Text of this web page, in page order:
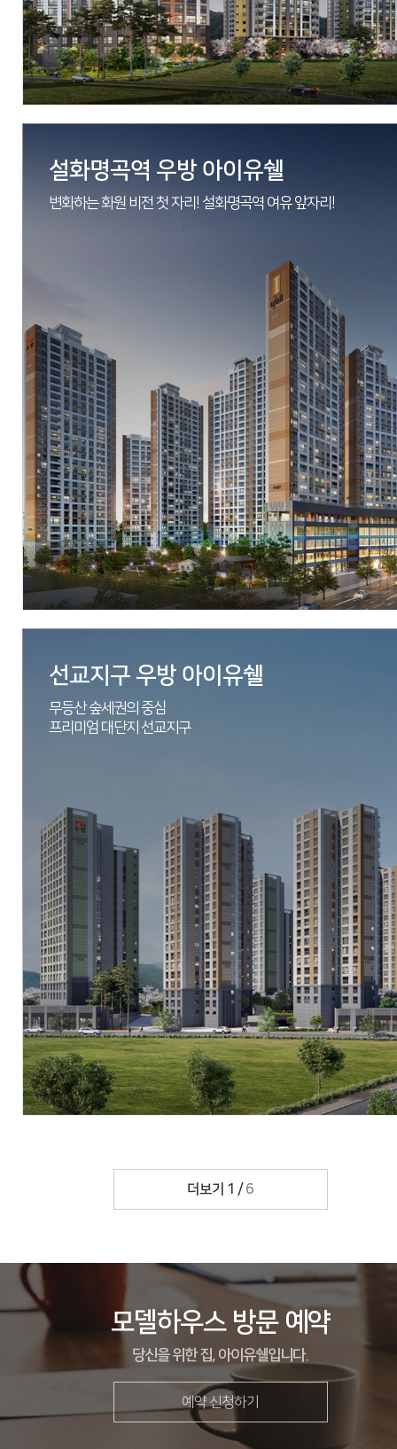
분양문의 031-642-6902
자세히 보기
현장 광주광역시 동구 선교지구 2BL
시행 에스엠하이플러스
시공 에스엠상선
세대수 총 906세대(59㎡, 84㎡A)
분양문의 1577-2771
자세히 보기
설화명곡역 우방 아이유쉘
변화하는 화원 비전 첫 자리! 설화명곡역 여유 앞자리!
현장 대구광역시 달성군 화원읍 설화리 778-1번지 일원
시행 위탁:뉴동남산업개발, 신탁:아시아신탁
시공 에스엠상선(주), (주)우방
세대수 총 320세대
분양문의 053-643-3888
자세히 보기
선교지구 우방 아이유쉘
무등산 숲세권의 중심
프리미엄 대단지 선교지구
현장 광주광역시 동구 선교지구 1BL
더보기 1 / 6
모델하우스 방문 예약
당신을 위한 집, 아이유쉘입니다.
예약 신청하기